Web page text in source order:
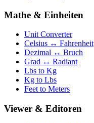
Mathe & Einheiten
Unit Converter
Celsius ↔ Fahrenheit
Dezimal ↔ Bruch
Grad ↔ Radiant
Lbs to Kg
Kg to Lbs
Feet to Meters
Viewer & Editoren